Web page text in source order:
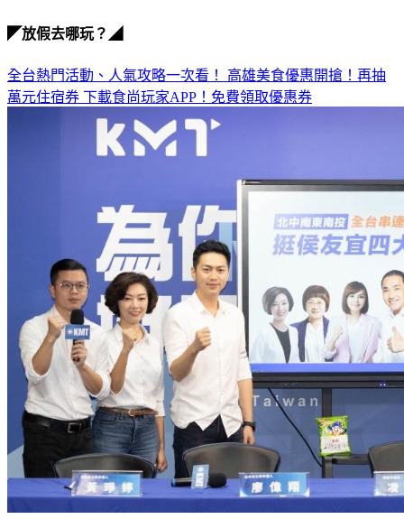
◤放假去哪玩？◢
全台熱門活動、人氣攻略一次看！ 高雄美食優惠開搶！再抽
萬元住宿券 下載食尚玩家APP！免費領取優惠券